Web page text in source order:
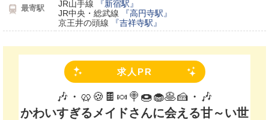
最寄駅
JR山手線
『新宿駅』
JR中央・総武線
『高円寺駅』
京王井の頭線
『吉祥寺駅』
求人PR
🎶・🥨🍪🍫🍬🍭🍩🧁🥞🍰・🎶
かわいすぎるメイドさんに会える甘～い世